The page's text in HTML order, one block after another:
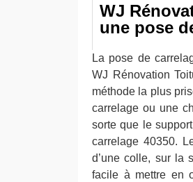
WJ
une pose
La pose de
WJ Rénovation
méthode la plus
carrelage ou une
sorte que le
carrelage 40350.
d’une colle, sur la
facile à mettre en